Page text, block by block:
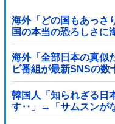
海外「どの国もあっさ
国の本当の恐ろしさに
海外「全部日本の真似
ビ番組が最新SNSの数
韓国人「知られざる日
す‥」→「サムスンが
ていたのに‥」